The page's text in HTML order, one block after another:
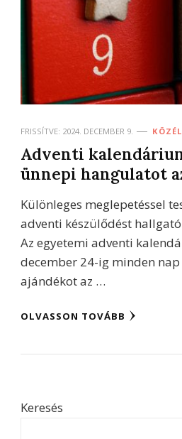
FRISSÍTVE: 2024. DECEMBER 9.
Adventi
ünnepi hangulatot
Különleges meglepetéssel
adventi készülődést
Az egyetemi adventi
december 24-ig minden
ajándékot az …
OLVASSON TOVÁBB
Keresés